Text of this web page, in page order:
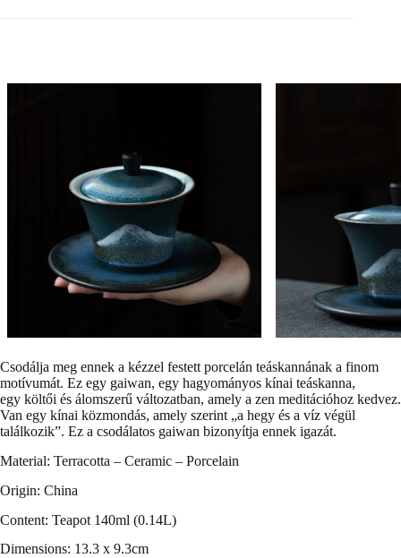
Csodálja meg ennek a kézzel festett porcelán teáskannának a finom
motívumát. Ez egy gaiwan, egy hagyományos kínai teáskanna,
egy költői és álomszerű változatban, amely a zen meditációhoz kedvez.
Van egy kínai közmondás, amely szerint „a hegy és a víz végül
találkozik”. Ez a csodálatos gaiwan bizonyítja ennek igazát.
Material: Terracotta – Ceramic – Porcelain
Origin: China
Content: Teapot 140ml (0.14L)
Dimensions: 13.3 x 9.3cm